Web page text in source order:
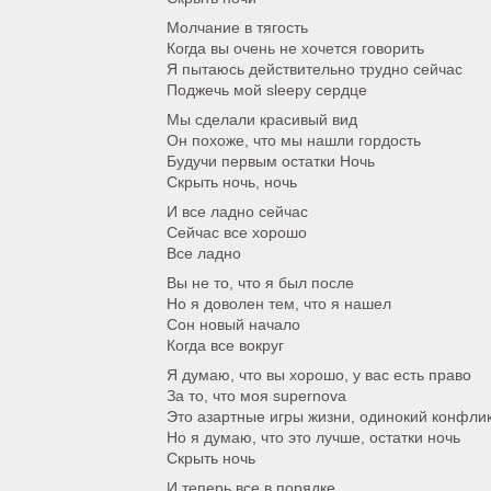
Молчание в тягость
Когда вы очень не хочется говорить
Я пытаюсь действительно трудно сейчас
Поджечь мой sleepy сердце
Мы сделали красивый вид
Он похоже, что мы нашли гордость
Будучи первым остатки Ночь
Скрыть ночь, ночь
И все ладно сейчас
Сейчас все хорошо
Все ладно
Вы не то, что я был после
Но я доволен тем, что я нашел
Сон новый начало
Когда все вокруг
Я думаю, что вы хорошо, у вас есть право
За то, что моя supernova
Это азартные игры жизни, одинокий
Но я думаю, что это лучше, остатки ночь
Скрыть ночь